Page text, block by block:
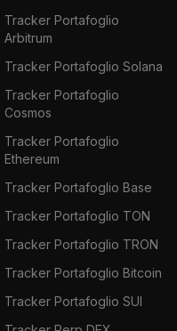
Tracker Portafoglio
Arbitrum
Tracker Portafoglio Solana
Tracker Portafoglio
Cosmos
Tracker Portafoglio
Ethereum
Tracker Portafoglio Base
Tracker Portafoglio TON
Tracker Portafoglio TRON
Tracker Portafoglio Bitcoin
Tracker Portafoglio SUI